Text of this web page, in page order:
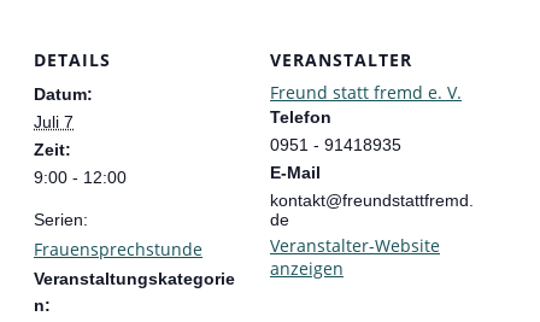
DETAILS
Datum:
Juli 7
Zeit:
9:00 - 12:00
Serien:
Frauensprechstunde
Veranstaltungskategorie
n:
VERANSTALTER
Freund statt fremd e. V.
Telefon
0951 - 91418935
E-Mail
kontakt@freundstattfremd.
de
Veranstalter-Website
anzeigen